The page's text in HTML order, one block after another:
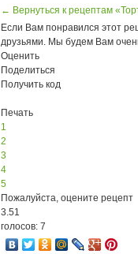
← Вернуться к рецептам
Если Вам понравился этот
друзьями. Мы будем Вам
Оценить
Поделиться
Получить код
Печать
1
2
3
4
5
Пожалуйста, оцените рецепт
3.51
голосов: 7